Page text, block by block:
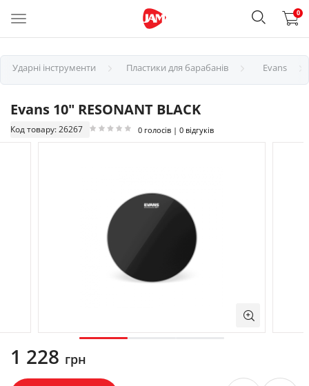
0
Ударні інструменти Пластики для барабанів Evans
Evans 10" RESONANT BLACK
Код товару: 26267 0 голосів | 0 відгуків
1 228 грн